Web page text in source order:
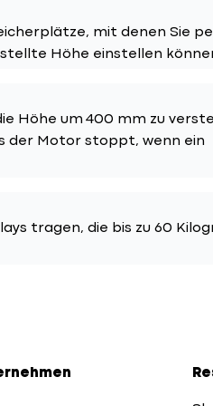
mit denen Sie
Höhe einstellen
Höhe um 400 mm zu
der Motor stoppt, wenn ein
tragen, die bis zu 60